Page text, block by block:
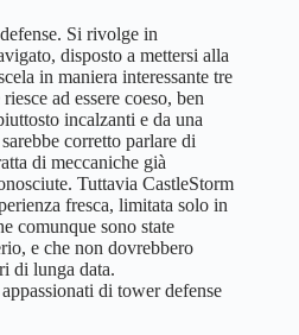
Si rivolge in
disposto a mettersi alla
in maniera interessante tre
ad essere coeso, ben
incalzanti e da una
corretto parlare di
di meccaniche già
Tuttavia CastleStorm
fresca, limitata solo in
comunque sono state
e che non dovrebbero
di lunga data.
di tower defense